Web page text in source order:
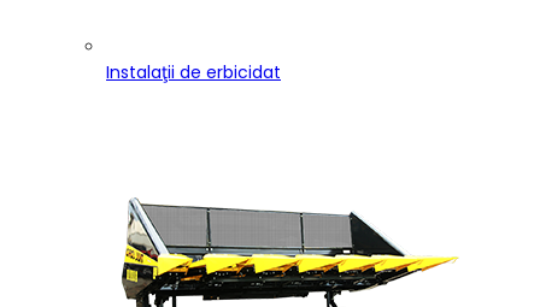
Instalaţii de erbicidat